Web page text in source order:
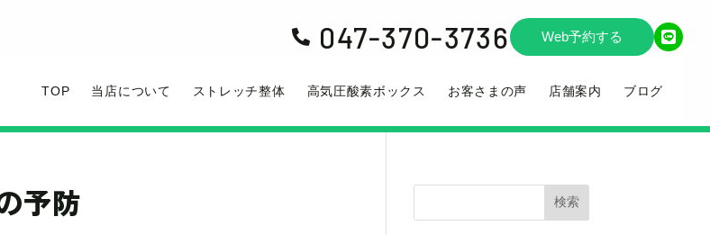
 047-370-3736 Web予約する
TOP 当店について ストレッチ整体 高気圧酸素ボックス お客さまの声 店舗案内 ブログ
予防 検索